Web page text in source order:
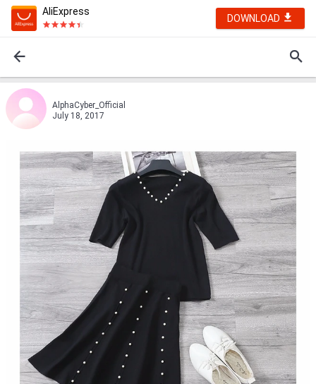
AliExpress
DOWNLOAD
AlphaCyber_Official
July 18, 2017